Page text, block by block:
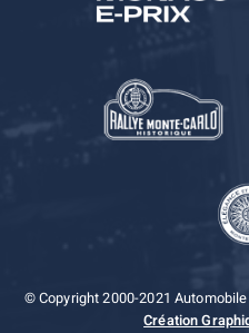
© Copyright 2000-2021
Création